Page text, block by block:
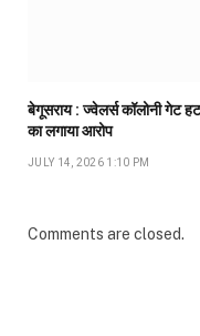
बेगूसराय : ज्वेलर्स कॉलोनी गेट
का लगाया आरोप
JULY 14, 2026 1:10 PM
Comments are closed.